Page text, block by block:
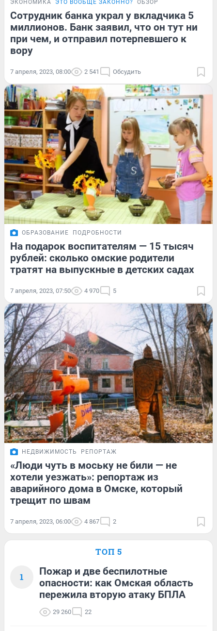
ЭКОНОМИКА ЭТО ВООБЩЕ ЗАКОННО? ОБЗОР
Сотрудник банка украл у вкладчика 5
миллионов. Банк заявил, что он тут ни
при чем, и отправил потерпевшего к
вору
7 апреля, 2023, 08:00 2 541 Обсудить
ОБРАЗОВАНИЕ ПОДРОБНОСТИ
На подарок воспитателям — 15 тысяч
рублей: сколько омские родители
тратят на выпускные в детских садах
7 апреля, 2023, 07:50 4 970 5
НЕДВИЖИМОСТЬ РЕПОРТАЖ
«Люди чуть в моську не били — не
хотели уезжать»: репортаж из
аварийного дома в Омске, который
трещит по швам
7 апреля, 2023, 06:00 4 867 2
ТОП 5
1
Пожар и две беспилотные
опасности: как Омская область
пережила вторую атаку БПЛА
29 260 22